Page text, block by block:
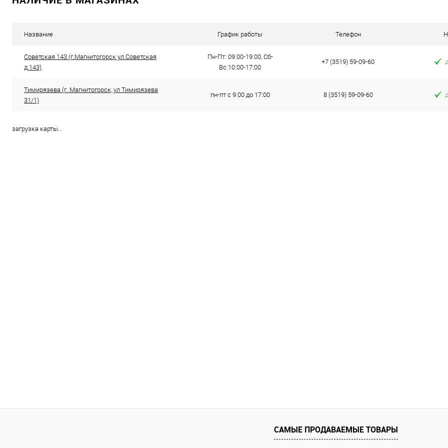
Название График работы Телефон
Советская 143 (г.Магнитогорск ул.Советская
д.143)
Пн-Пт: 09:00-19:00, Сб-
Вс:10:00-17:00
+7 (3519) 59-09-60
Тимирязева (г. Магнитогорск, ул Тимирязева
31/1)
пн-пт с 9:00 до 17:00 8 (3519) 59-09-60
загрузка карты...
САМЫЕ ПРОДАВАЕМЫЕ ТОВАРЫ